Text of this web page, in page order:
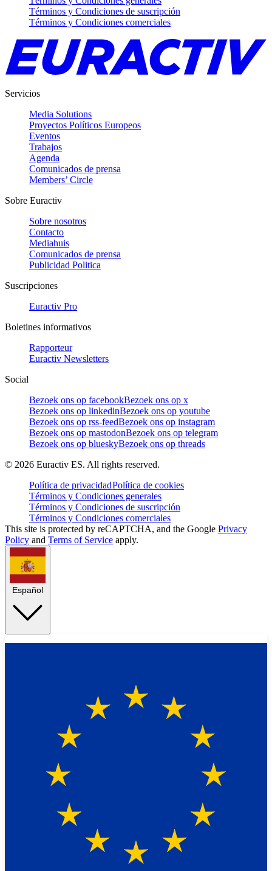
Términos y Condiciones de suscripción
Términos y Condiciones comerciales
Servicios
Media Solutions
Proyectos Políticos Europeos
Eventos
Trabajos
Agenda
Comunicados de prensa
Members’ Circle
Sobre Euractiv
Sobre nosotros
Contacto
Mediahuis
Comunicados de prensa
Publicidad Politica
Suscripciones
Euractiv Pro
Boletines informativos
Rapporteur
Euractiv Newsletters
Social
Bezoek ons op facebookBezoek ons op x
Bezoek ons op linkedinBezoek ons op youtube
Bezoek ons op rss-feedBezoek ons op instagram
Bezoek ons op mastodonBezoek ons op telegram
Bezoek ons op blueskyBezoek ons op threads
© 2026 Euractiv ES. All rights reserved.
Política de privacidadPolítica de cookies
Términos y Condiciones generales
Términos y Condiciones de suscripción
Términos y Condiciones comerciales
This site is protected by reCAPTCHA, and the Google Privacy
Policy and Terms of Service apply.
Español